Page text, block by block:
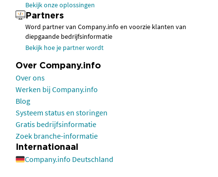
Bekijk onze oplossingen
Partners
Word partner van Company.info en voorzie klanten van
diepgaande bedrijfsinformatie
Bekijk hoe je partner wordt
Over Company.info
Over ons
Werken bij Company.info
Blog
Systeem status en storingen
Gratis bedrijfsinformatie
Zoek branche-informatie
Internationaal
Company.info Deutschland